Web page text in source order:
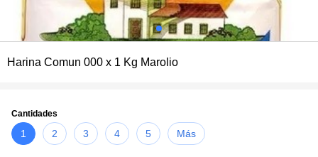
Harina Comun 000 x 1 Kg Marolio
Cantidades
1 2 3 4 5 Más